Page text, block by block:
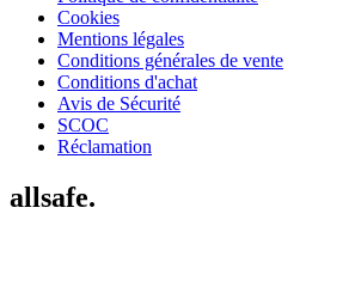
Cookies
Mentions légales
Conditions générales de vente
Conditions d'achat
Avis de Sécurité
SCOC
Réclamation
allsafe.